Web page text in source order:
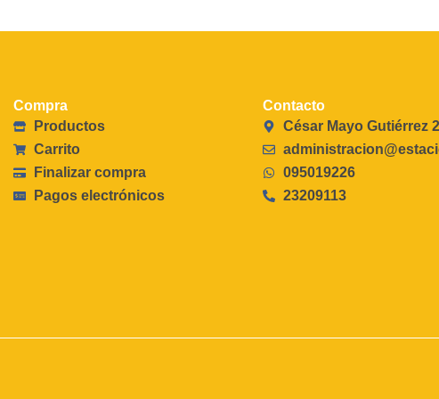
Compra
Productos
Carrito
Finalizar compra
Pagos electrónicos
Contacto
César Mayo Gutiérrez
095019226
23209113